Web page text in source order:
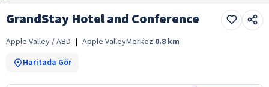
GrandStay Hotel and Conference
Apple Valley / ABD | Apple ValleyMerkez:0.8 km
Haritada Gör